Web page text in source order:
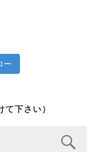
ー
下さい）